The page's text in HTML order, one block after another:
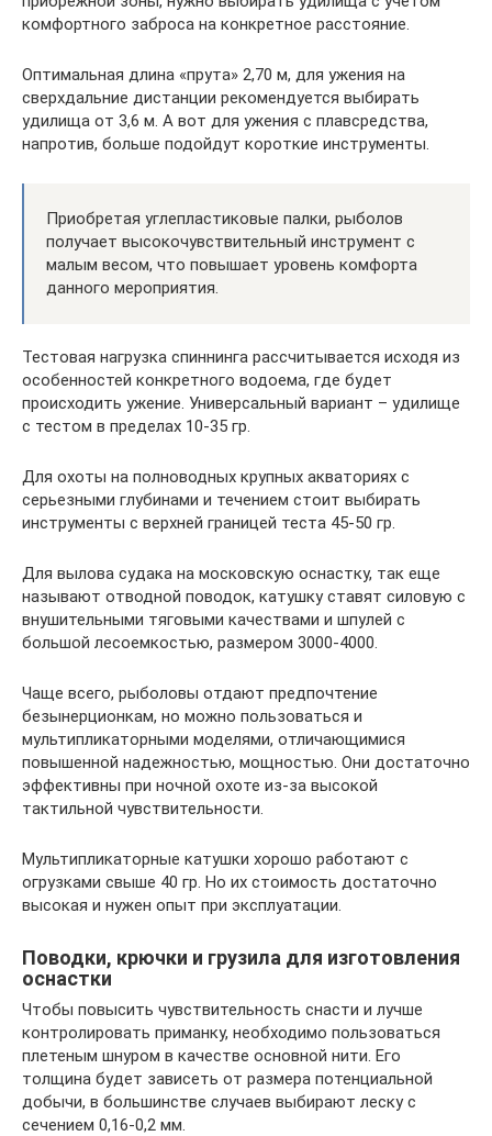
комфортного заброса на конкретное расстояние.
Оптимальная длина «прута» 2,70 м, для ужения на
сверхдальние дистанции рекомендуется выбирать
удилища от 3,6 м. А вот для ужения с плавсредства,
напротив, больше подойдут короткие инструменты.
Приобретая углепластиковые палки, рыболов
получает высокочувствительный инструмент с
малым весом, что повышает уровень комфорта
данного мероприятия.
Тестовая нагрузка спиннинга рассчитывается исходя из
особенностей конкретного водоема, где будет
происходить ужение. Универсальный вариант – удилище
с тестом в пределах 10-35 гр.
Для охоты на полноводных крупных акваториях с
серьезными глубинами и течением стоит выбирать
инструменты с верхней границей теста 45-50 гр.
Для вылова судака на московскую оснастку, так еще
называют отводной поводок, катушку ставят силовую с
внушительными тяговыми качествами и шпулей с
большой лесоемкостью, размером 3000-4000.
Чаще всего, рыболовы отдают предпочтение
безынерционкам, но можно пользоваться и
мультипликаторными моделями, отличающимися
повышенной надежностью, мощностью. Они достаточно
эффективны при ночной охоте из-за высокой
тактильной чувствительности.
Мультипликаторные катушки хорошо работают с
огрузками свыше 40 гр. Но их стоимость достаточно
высокая и нужен опыт при эксплуатации.
Поводки, крючки и грузила для изготовления
оснастки
Чтобы повысить чувствительность снасти и лучше
контролировать приманку, необходимо пользоваться
плетеным шнуром в качестве основной нити. Его
толщина будет зависеть от размера потенциальной
добычи, в большинстве случаев выбирают леску с
сечением 0,16-0,2 мм.